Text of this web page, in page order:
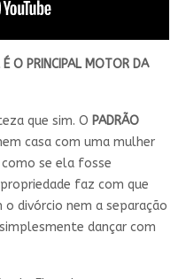
É O PRINCIPAL MOTOR DA
que sim. O PADRÃO
casa com uma mulher
se ela fosse
faz com que
divórcio nem a separação
dançar com